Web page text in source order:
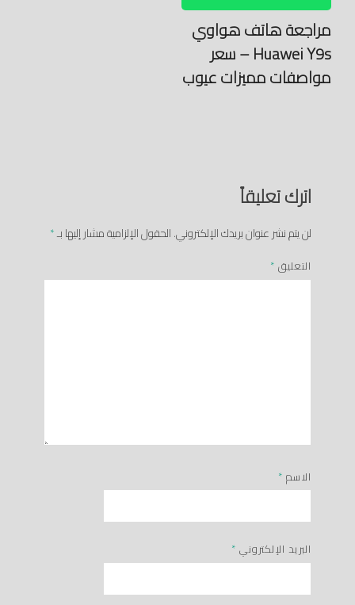
مراجعة هاتف هواوي
Huawei Y9s – سعر
مواصفات مميزات عيوب
اترك تعليقاً
لن يتم نشر عنوان بريدك الإلكتروني.الحقول الإلزامية مشار إليها بـ*
التعليق *
الاسم *
البريد الإلكتروني *